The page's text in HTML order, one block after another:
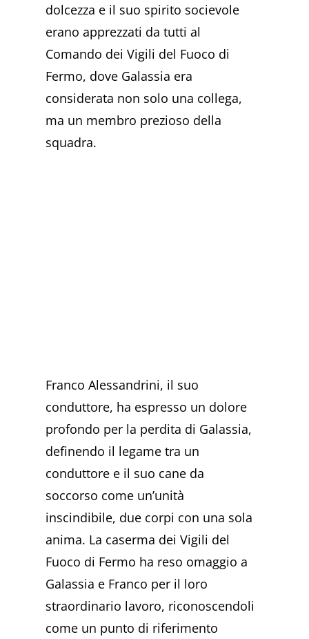
dolcezza e il suo spirito socievole
erano apprezzati da tutti al
Comando dei Vigili del Fuoco di
Fermo, dove Galassia era
considerata non solo una collega,
ma un membro prezioso della
squadra.
Franco Alessandrini, il suo
conduttore, ha espresso un dolore
profondo per la perdita di Galassia,
definendo il legame tra un
conduttore e il suo cane da
soccorso come un’unità
inscindibile, due corpi con una sola
anima. La caserma dei Vigili del
Fuoco di Fermo ha reso omaggio a
Galassia e Franco per il loro
straordinario lavoro, riconoscendoli
come un punto di riferimento